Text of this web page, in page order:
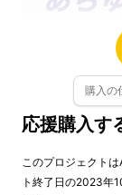
応援購入す
購入の
このプロジェクト
ト終了日の2023年